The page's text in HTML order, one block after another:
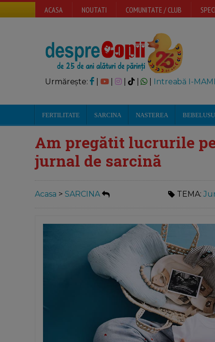
ACASA NOUTATI COMUNITATE / CLUB
Urmărește: | | Intreabă I-MAMI
FERTILITATE SARCINA NASTEREA
Am pregătit lucrurile
jurnal de sarcină
Acasa > SARCINA TEMA: